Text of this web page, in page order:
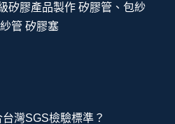
矽膠產品製作 矽膠管、包紗
管 矽膠塞
灣SGS檢驗標準？